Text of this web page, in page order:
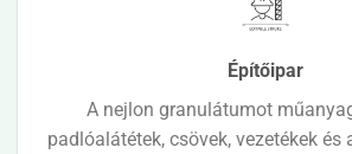
Építőipar
A nejlon granulátumot
padlóalátétek, csövek, vezetékek és